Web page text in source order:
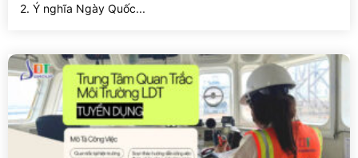
2. Ý nghĩa Ngày Quốc...